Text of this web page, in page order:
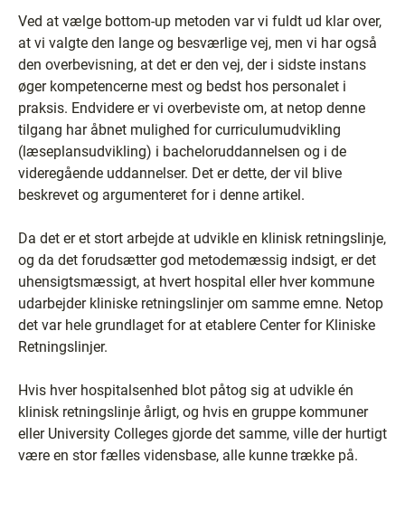
Ved at vælge bottom-up metoden var vi fuldt ud klar over,
at vi valgte den lange og besværlige vej, men vi har også
den overbevisning, at det er den vej, der i sidste instans
øger kompetencerne mest og bedst hos personalet i
praksis. Endvidere er vi overbeviste om, at netop denne
tilgang har åbnet mulighed for curriculumudvikling
(læseplansudvikling) i bacheloruddannelsen og i de
videregående uddannelser. Det er dette, der vil blive
beskrevet og argumenteret for i denne artikel.
Da det er et stort arbejde at udvikle en klinisk retningslinje,
og da det forudsætter god metodemæssig indsigt, er det
uhensigtsmæssigt, at hvert hospital eller hver kommune
udarbejder kliniske retningslinjer om samme emne. Netop
det var hele grundlaget for at etablere Center for Kliniske
Retningslinjer.
Hvis hver hospitalsenhed blot påtog sig at udvikle én
klinisk retningslinje årligt, og hvis en gruppe kommuner
eller University Colleges gjorde det samme, ville der hurtigt
være en stor fælles vidensbase, alle kunne trække på.